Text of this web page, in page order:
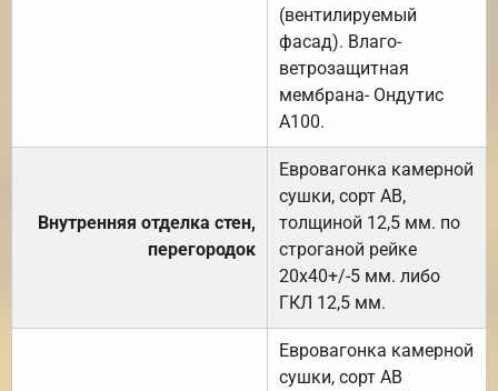
(вентилируемый
фасад). Влаго-
ветрозащитная
мембрана- Ондутис
А100.
Внутренняя отделка стен,
перегородок
Евровагонка камерной
сушки, сорт АВ,
толщиной 12,5 мм. по
строганой рейке
20х40+/-5 мм. либо
ГКЛ 12,5 мм.
Евровагонка камерной
сушки, сорт АВ